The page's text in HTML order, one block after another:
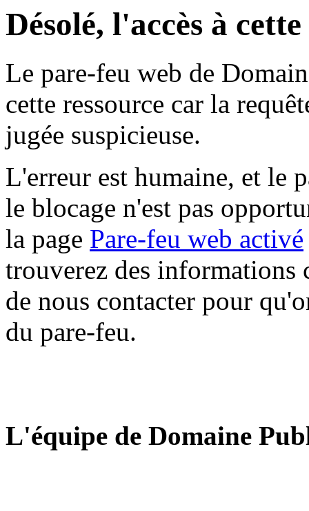
Désolé, l'accès à
Le pare-feu web de
cette ressource car la
jugée suspicieuse.
L'erreur est humaine, et le
le blocage n'est pas
la page Pare-feu web activé
trouverez des informations
de nous contacter pour
du pare-feu.
L'équipe de Domaine